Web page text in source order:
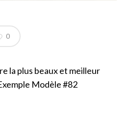
0
la plus beaux et meilleur
Modèle #82